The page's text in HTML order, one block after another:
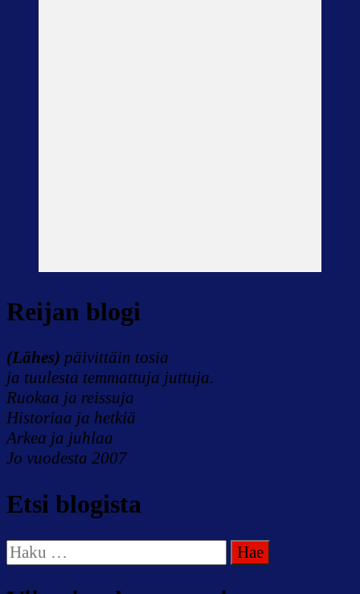
Reijan blogi
(Lähes) päivittäin tosia
ja tuulesta temmattuja juttuja.
Ruokaa ja reissuja
Historiaa ja hetkiä
Arkea ja juhlaa
Jo vuodesta 2007
Etsi blogista
Haku: